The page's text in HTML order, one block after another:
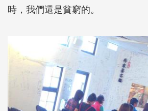
時，我們還是貧窮的。